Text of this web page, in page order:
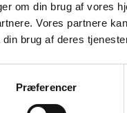
om din brug af vores
Vores partnere
brug af deres
Præferencer